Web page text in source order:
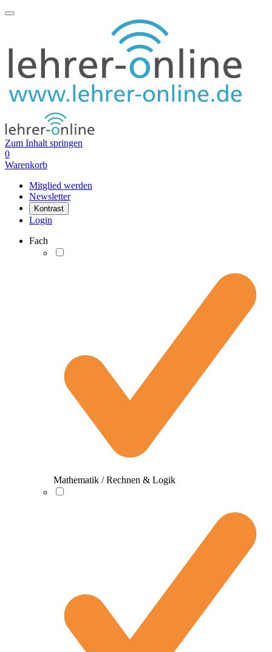
Zum Inhalt springen
0
Warenkorb
Mitglied werden
Newsletter
Kontrast
Login
Fach
Mathematik / Rechnen & Logik